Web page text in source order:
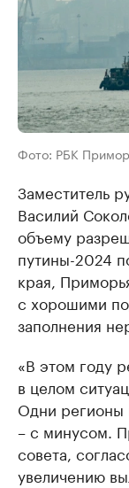
Фото: РБК
Заместитель
Василий
объему
путины-2024
края,
с хорошими
заполнения
«В этом году
в целом
Одни регионы
– с минусом.
совета,
увеличению